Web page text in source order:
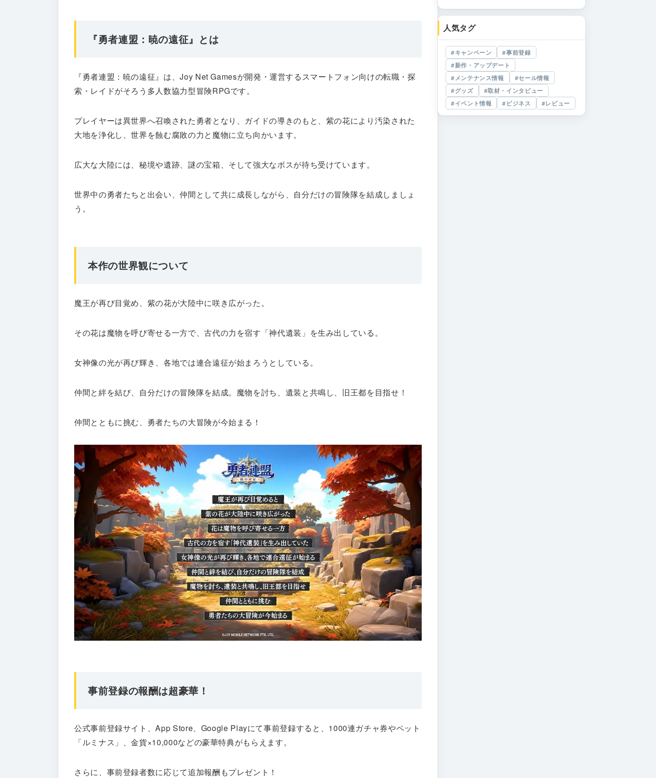
『勇者連盟：暁の遠征』とは
『勇者連盟：暁の遠征』は、Joy Net Gamesが開発・運営するスマートフォン向けの転職・探
索・レイドがそろう多人数協力型冒険RPGです。
プレイヤーは異世界へ召喚された勇者となり、ガイドの導きのもと、紫の花により汚染された
大地を浄化し、世界を蝕む腐敗の力と魔物に立ち向かいます。
広大な大陸には、秘境や遺跡、謎の宝箱、そして強大なボスが待ち受けています。
世界中の勇者たちと出会い、仲間として共に成長しながら、自分だけの冒険隊を結成しましょ
う。
本作の世界観について
魔王が再び目覚め、紫の花が大陸中に咲き広がった。
その花は魔物を呼び寄せる一方で、古代の力を宿す「神代遺装」を生み出している。
女神像の光が再び輝き、各地では連合遠征が始まろうとしている。
仲間と絆を結び、自分だけの冒険隊を結成。魔物を討ち、遺装と共鳴し、旧王都を目指せ！
仲間とともに挑む、勇者たちの大冒険が今始まる！
事前登録の報酬は超豪華！
公式事前登録サイト、App Store、Google Playにて事前登録すると、1000連ガチャ券やペット
「ルミナス」、金貨×10,000などの豪華特典がもらえます。
さらに、事前登録者数に応じて追加報酬もプレゼント！
人気タグ
キャンペーン
事前登録
新作・アップデート
メンテナンス情報
セール情報
グッズ
取材・インタビュー
イベント情報
ビジネス レビュー